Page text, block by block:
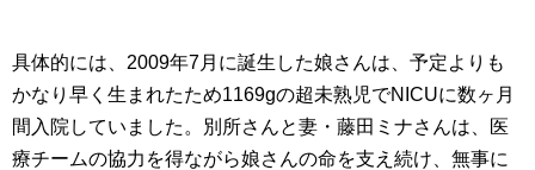
具体的には、2009年7月に誕生した娘さんは、予定よりも
かなり早く生まれたため1169gの超未熟児でNICUに数ヶ月
間入院していました。別所さんと妻・藤田ミナさんは、医
療チームの協力を得ながら娘さんの命を支え続け、無事に